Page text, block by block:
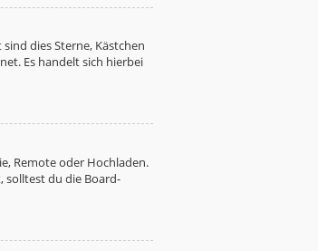
dies Sterne, Kästchen
Es handelt sich hierbei
Remote oder Hochladen.
solltest du die Board-